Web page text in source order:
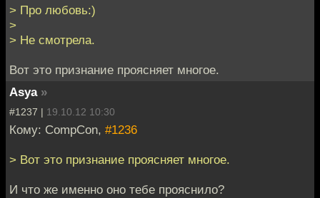
> Про любовь:)
>
> Не смотрела.
Вот это признание проясняет многое.
Asya »
#1237 | 19.10.12 10:30
Кому: CompCon, #1236
> Вот это признание проясняет многое.
И что же именно оно тебе прояснило?